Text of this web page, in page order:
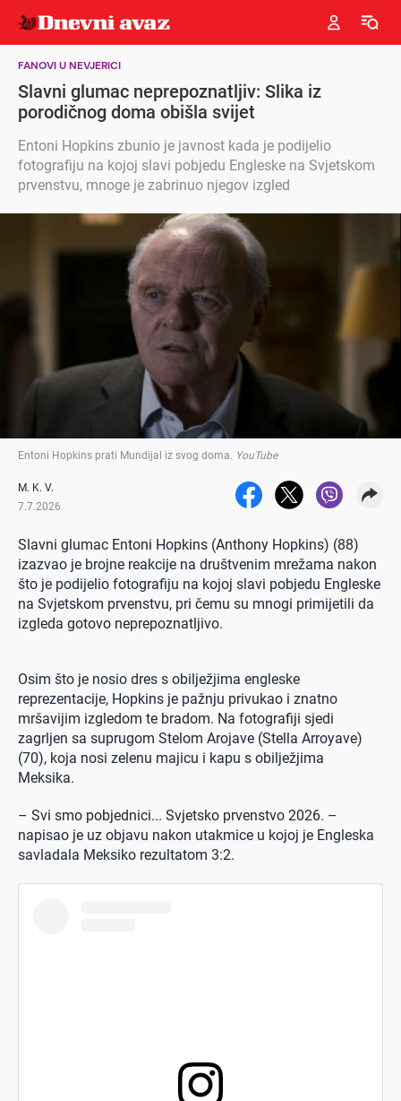
FANOVI U NEVJERICI
Slavni glumac neprepoznatljiv: Slika iz
porodičnog doma obišla svijet
Entoni Hopkins zbunio je javnost kada je podijelio
fotografiju na kojoj slavi pobjedu Engleske na Svjetskom
prvenstvu, mnoge je zabrinuo njegov izgled
Entoni Hopkins prati Mundijal iz svog doma. YouTube
M. K. V.
7.7.2026
Slavni glumac Entoni Hopkins (Anthony Hopkins) (88)
izazvao je brojne reakcije na društvenim mrežama nakon
što je podijelio fotografiju na kojoj slavi pobjedu Engleske
na Svjetskom prvenstvu, pri čemu su mnogi primijetili da
izgleda gotovo neprepoznatljivo.
Osim što je nosio dres s obilježjima engleske
reprezentacije, Hopkins je pažnju privukao i znatno
mršavijim izgledom te bradom. Na fotografiji sjedi
zagrljen sa suprugom Stelom Arojave (Stella Arroyave)
(70), koja nosi zelenu majicu i kapu s obilježjima
Meksika.
– Svi smo pobjednici... Svjetsko prvenstvo 2026. –
napisao je uz objavu nakon utakmice u kojoj je Engleska
savladala Meksiko rezultatom 3:2.